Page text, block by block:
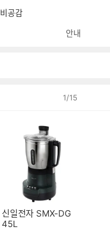
비공감
안내
1/15
신일전자 SMX-DG
45L